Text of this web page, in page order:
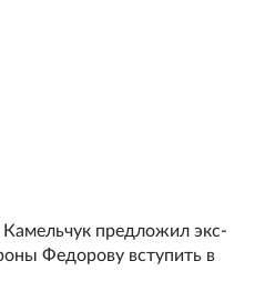
предложил экс-
Федорову вступить в